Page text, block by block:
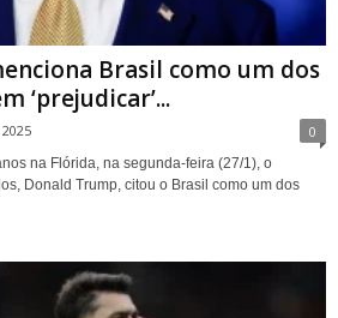
Brasil como um dos
‘prejudicar’...
0
na Flórida, na segunda-feira (27/1), o
Donald Trump, citou o Brasil como um dos